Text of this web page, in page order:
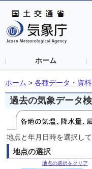
ホーム
ホーム > 各種データ・資料
過去の気象データ
地点と年月日時を選択し
地点の選択
地点の選択をクリア